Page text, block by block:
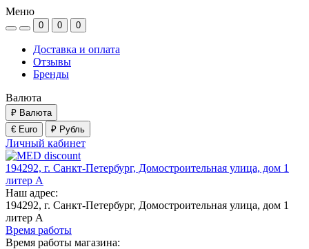
Меню
0 0 0
Доставка и оплата
Отзывы
Бренды
Валюта
₽ Валюта
€ Euro
₽ Рубль
Личный кабинет
194292, г. Санкт-Петербург, Домостроительная улица, дом 1
литер А
Наш адрес:
194292, г. Санкт-Петербург, Домостроительная улица, дом 1
литер А
Время работы
Время работы магазина: